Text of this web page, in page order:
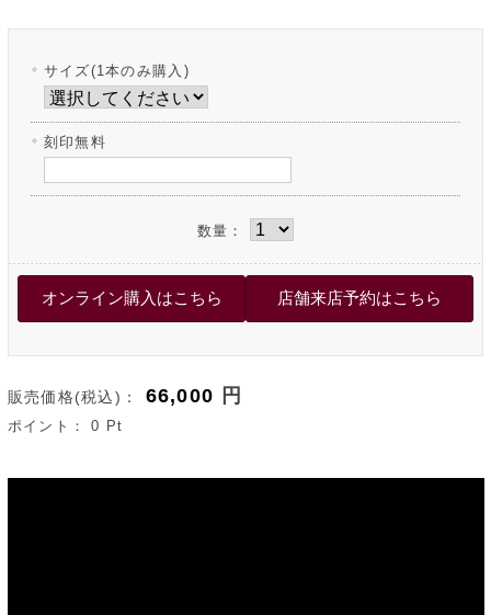
サイズ(1本のみ購入)
刻印無料
数量：
販売価格(税込)： 66,000 円
ポイント：0 Pt